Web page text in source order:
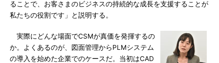
ることで、お客さまのビジネスの持続的な成長を支援することが
私たちの役割です」と説明する。
実際にどんな場面でCSMが真価を発揮するの
か。よくあるのが、図面管理からPLMシステム
の導入を始めた企業でのケースだ。当初はCAD